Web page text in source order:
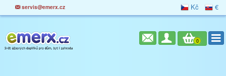
servis@emerx.cz Kč €
0